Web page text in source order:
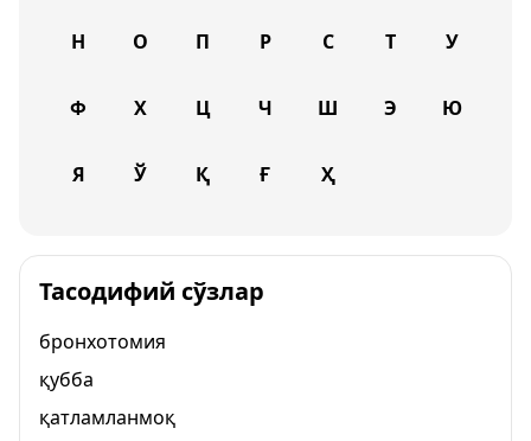
Н О П Р С Т У
Ф Х Ц Ч Ш Э Ю
Я Ў Қ Ғ Ҳ
Тасодифий сўзлар
бронхотомия
қубба
қатламланмоқ